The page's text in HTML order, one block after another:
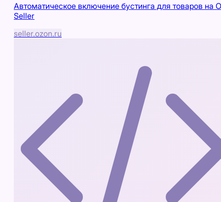
Автоматическое включение бустинга для товаров на
Seller
seller.ozon.ru